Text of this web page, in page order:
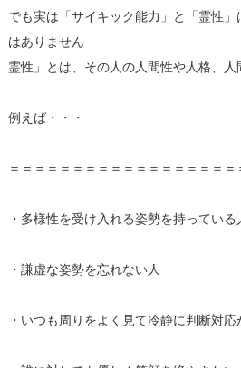
でも実は「サイキック能力」と「霊性
はありません
霊性」とは、その人の人間性や人格、人
例えば・・・
＝＝＝＝＝＝＝＝＝＝＝＝＝＝＝＝＝＝
・多様性を受け入れる姿勢を持っている
・謙虚な姿勢を忘れない人
・いつも周りをよく見て冷静に判断対応